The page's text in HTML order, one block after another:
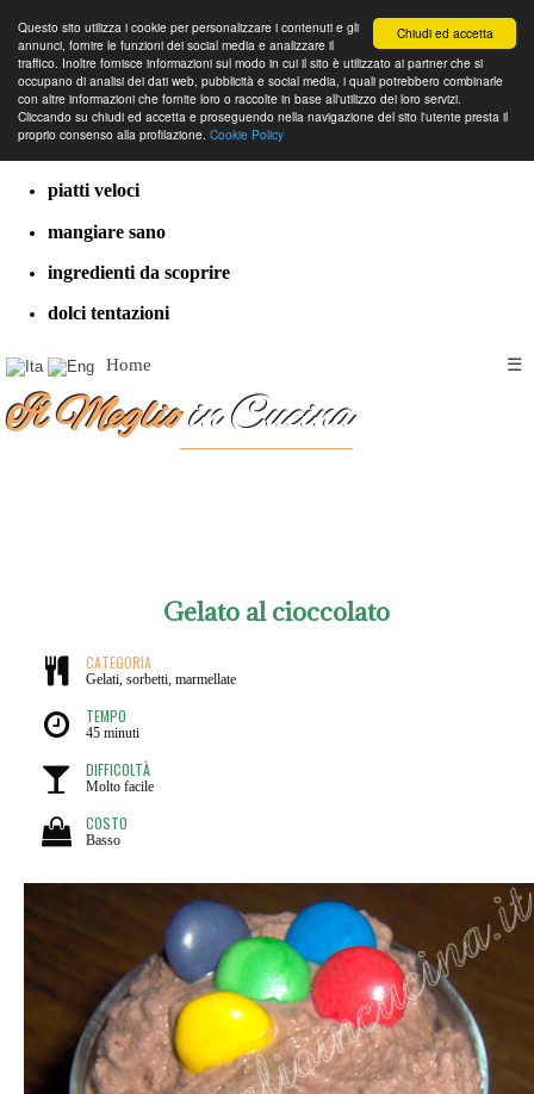
Chiudi ed accetta
Questo sito utilizza i cookie per personalizzare i contenuti e gli
annunci, fornire le funzioni dei social media e analizzare il
traffico. Inoltre fornisce informazioni sul modo in cui il sito è utilizzato ai partner che si
occupano di analisi dei dati web, pubblicità e social media, i quali potrebbero combinarle
con altre informazioni che fornite loro o raccolte in base all'utilizzo dei loro servizi.
Cliccando su chiudi ed accetta e proseguendo nella navigazione del sito l'utente presta il
proprio consenso alla profilazione. Cookie Policy
cucina dal mondo
ricette classiche
piatti veloci
mangiare sano
ingredienti da scoprire
dolci tentazioni
Home ☰
Il Meglioin Cucina
Gelato al cioccolato
CATEGORIA
Gelati, sorbetti, marmellate
TEMPO
45 minuti
DIFFICOLTÀ
Molto facile
COSTO
Basso